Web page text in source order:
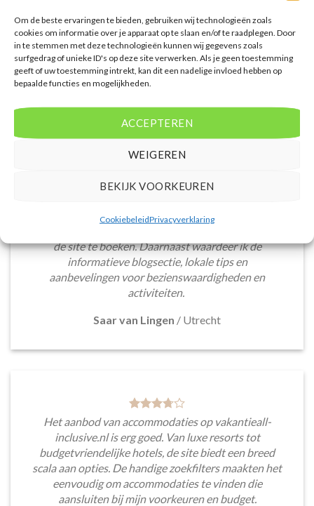
Om de beste ervaringen te bieden, gebruiken wij technologieën zoals
cookies om informatie over je apparaat op te slaan en/of te raadplegen. Door
in te stemmen met deze technologieën kunnen wij gegevens zoals
surfgedrag of unieke ID's op deze site verwerken. Als je geen toestemming
geeft of uw toestemming intrekt, kan dit een nadelige invloed hebben op
bepaalde functies en mogelijkheden.
ACCEPTEREN
WEIGEREN
BEKIJK VOORKEUREN
CookiebeleidPrivacyverklaring
De website heeft een handige zoekfunctie voor
prijsklasse en aantal sterren. Pluspunt is de real-
de site te boeken. Daarnaast waardeer ik de
informatieve blogsectie, lokale tips en
aanbevelingen voor bezienswaardigheden en
activiteiten.
Saar van Lingen / Utrecht
Het aanbod van accommodaties op vakantieall-
inclusive.nl is erg goed. Van luxe resorts tot
budgetvriendelijke hotels, de site biedt een breed
scala aan opties. De handige zoekfilters maakten het
eenvoudig om accommodaties te vinden die
aansluiten bij mijn voorkeuren en budget.